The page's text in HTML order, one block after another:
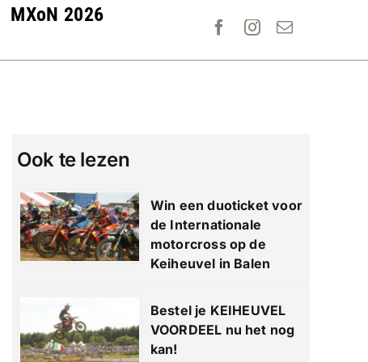
MXoN 2026
Ook te lezen
Win een duoticket voor
de Internationale
motorcross op de
Keiheuvel in Balen
Bestel je KEIHEUVEL
VOORDEEL nu het nog
kan!